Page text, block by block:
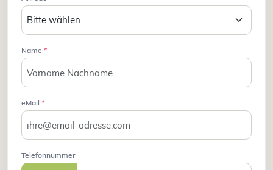
Name*
eMail*
Telefonnummer